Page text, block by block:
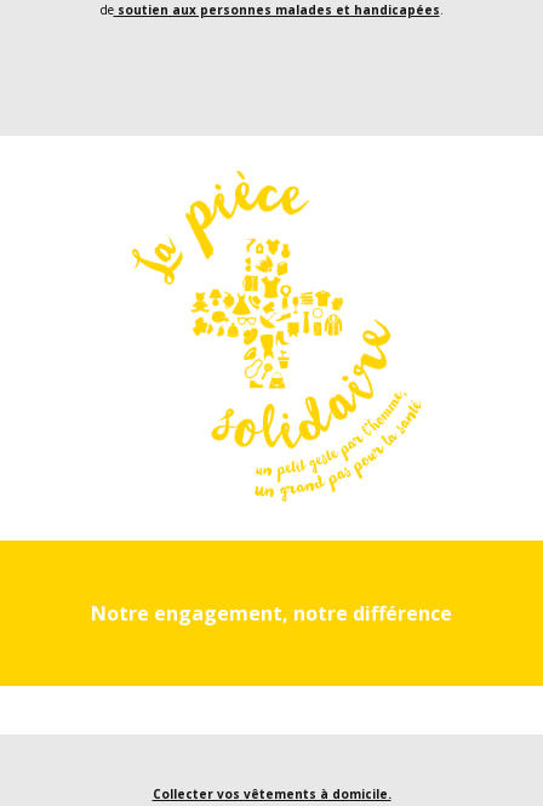
desoutien aux personnes malades et handicapées.
Notre engagement, notre différence
Collecter vos vêtements à domicile.